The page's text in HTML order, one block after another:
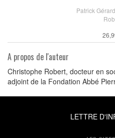
Patrick Gérard
A propos de l'auteur
Christophe Robert, docteur en
adjoint de la Fondation Abbé
LETTRE